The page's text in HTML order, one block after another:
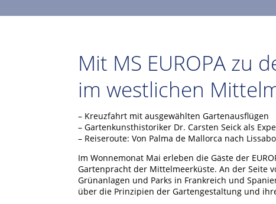
Mit MS EUROPA zu
im westlichen
– Kreuzfahrt mit ausgewählten Gartenausflügen
– Gartenkunsthistoriker Dr. Carsten Seick als
– Reiseroute: Von Palma de Mallorca nach
Im Wonnemonat Mai erleben die Gäste der
Gartenpracht der Mittelmeerküste. An der Seite
Grünanlagen und Parks in Frankreich und
über die Prinzipien der Gartengestaltung und